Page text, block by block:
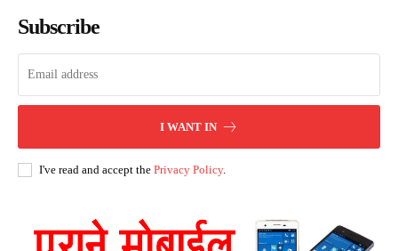
Subscribe
I WANT IN
I've read and accept the Privacy Policy.